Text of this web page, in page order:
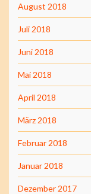
August 2018
Juli 2018
Juni 2018
Mai 2018
April 2018
März 2018
Februar 2018
Januar 2018
Dezember 2017